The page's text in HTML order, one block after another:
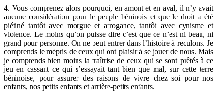
4. Vous comprenez alors pourquoi, en amont et en aval, il n’y avait
aucune considération pour le peuple béninois et que le droit a été
piétiné tantôt avec morgue et arrogance, tantôt avec cynisme et
violence. Le moins qu’on puisse dire c’est que ce n’est ni beau, ni
grand pour personne. On ne peut entrer dans l’histoire à reculons. Je
comprends le mépris de ceux qui ont plaisir à se jouer de nous. Mais
je comprends bien moins la traîtrise de ceux qui se sont prêtés à ce
jeu en cassant ce qui s’essayait tant bien que mal, sur cette terre
béninoise, pour assurer des raisons de vivre chez soi pour nos
enfants, nos petits enfants et arrière-petits enfants.